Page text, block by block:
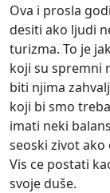
Ova i prosla
desiti ako ljudi
turizma. To je
koji su spremni
biti njima
koji bi smo
imati neki
seoski zivot
Vis ce postati
svoje duše.